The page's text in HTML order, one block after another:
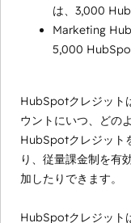
は、3,000
Marketing Hub
5,000
HubSpotクレジット
ウントにいつ、どの
HubSpotクレジット
り、従量課金制を有
加したりできます。
HubSpotクレジット